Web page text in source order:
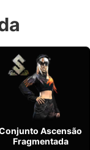
Ascensão
Fragmentada